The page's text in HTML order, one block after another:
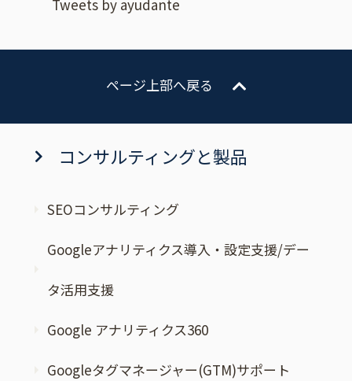
Tweets by ayudante
ページ上部へ戻る
コンサルティングと製品
SEOコンサルティング
Googleアナリティクス導入・設定支援/デー
タ活用支援
Google アナリティクス360
Googleタグマネージャー(GTM)サポート